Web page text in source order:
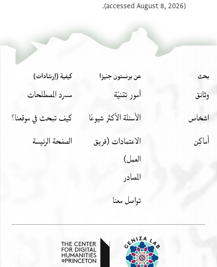
(accessed August 8, 2026).
بحث
وثائق
اشخاص
أَماكِن
عن برنستون جنيزا
أمور تِقنيّة
الأسئلة الأكثر شيوعًا
الاعتمادات (فريق
العمل)
المصادر
تواصل معنا
كيفية (إرشادات)
مسرد المصطلحات
كيف تبحث في موقعنا؟
الصفحة الرئيسة